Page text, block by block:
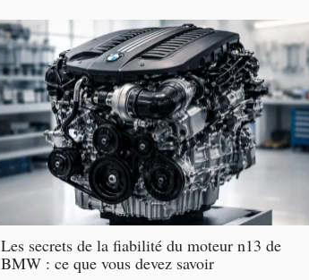
Les secrets de la fiabilité du moteur n13 de
BMW : ce que vous devez savoir